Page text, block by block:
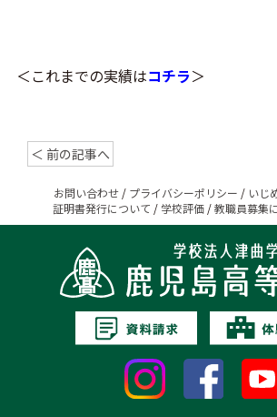
＜これまでの実績はコチラ＞
＜ 前の記事へ
お問い合わせ / プライバシーポリシー / いじ
証明書発行について / 学校評価/教職員募集